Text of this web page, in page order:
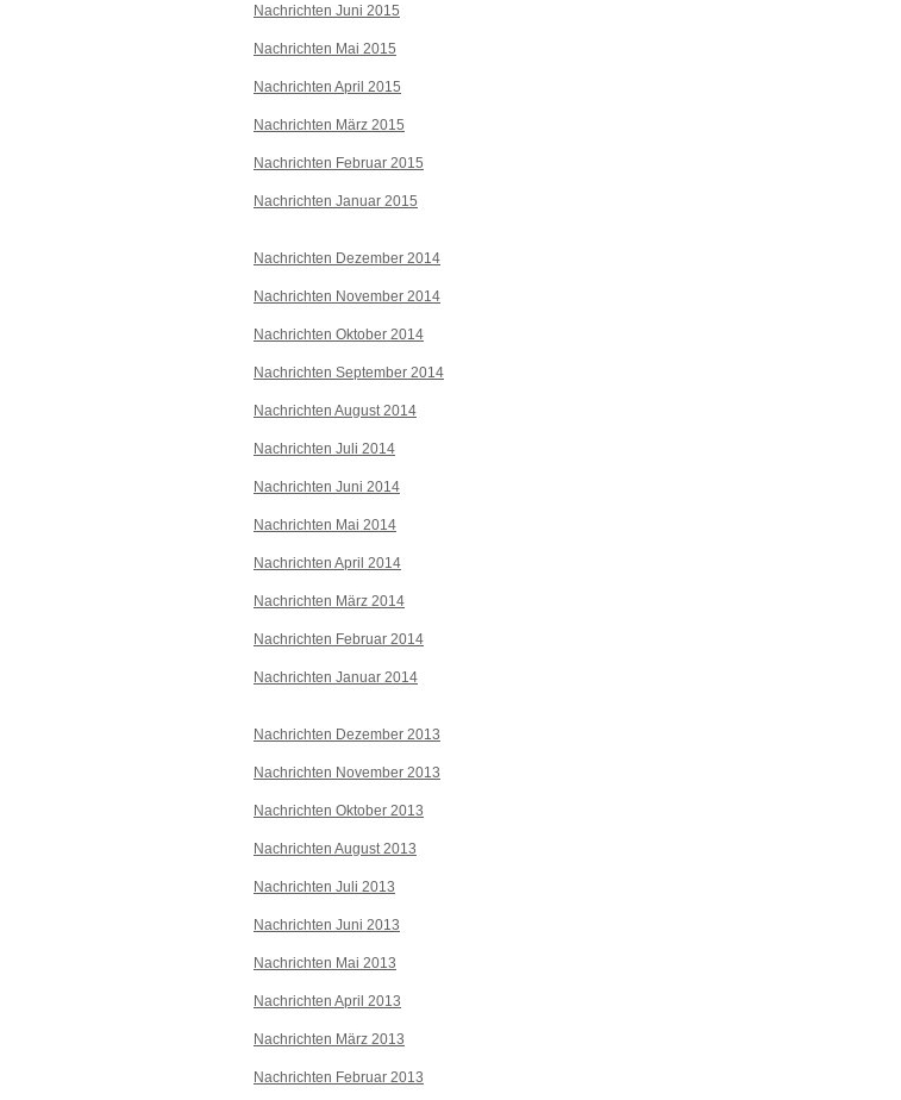
Nachrichten Juni 2015
Nachrichten Mai 2015
Nachrichten April 2015
Nachrichten März 2015
Nachrichten Februar 2015
Nachrichten Januar 2015
Nachrichten Dezember 2014
Nachrichten November 2014
Nachrichten Oktober 2014
Nachrichten September 2014
Nachrichten August 2014
Nachrichten Juli 2014
Nachrichten Juni 2014
Nachrichten Mai 2014
Nachrichten April 2014
Nachrichten März 2014
Nachrichten Februar 2014
Nachrichten Januar 2014
Nachrichten Dezember 2013
Nachrichten November 2013
Nachrichten Oktober 2013
Nachrichten August 2013
Nachrichten Juli 2013
Nachrichten Juni 2013
Nachrichten Mai 2013
Nachrichten April 2013
Nachrichten März 2013
Nachrichten Februar 2013